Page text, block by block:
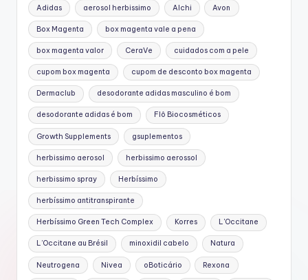
Adidas aerosol herbissimo Alchi Avon
Box Magenta box magenta vale a pena
box magenta valor CeraVe cuidados com a pele
cupom box magenta cupom de desconto box magenta
Dermaclub desodorante adidas masculino é bom
desodorante adidas é bom Flô Biocosméticos
Growth Supplements gsuplementos
herbissimo aerosol herbissimo aerossol
herbissimo spray Herbíssimo
herbíssimo antitranspirante
Herbíssimo Green Tech Complex Korres L'Occitane
L’Occitane au Brésil minoxidil cabelo Natura
Neutrogena Nivea oBoticário Rexona